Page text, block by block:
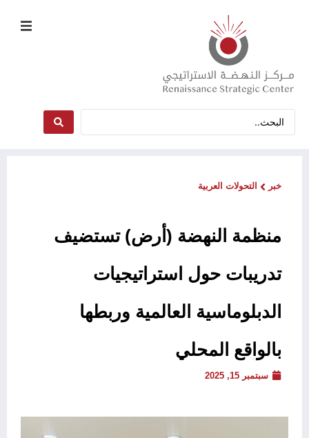
خبر التحولات العربية
منظمة النهضة (أرض) تستضيف
تدريبات حول استراتيجيات
الدبلوماسية العالمية وربطها
بالواقع المحلي
سبتمبر 15, 2025